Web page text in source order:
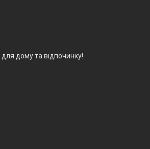
дому та відпочинку!